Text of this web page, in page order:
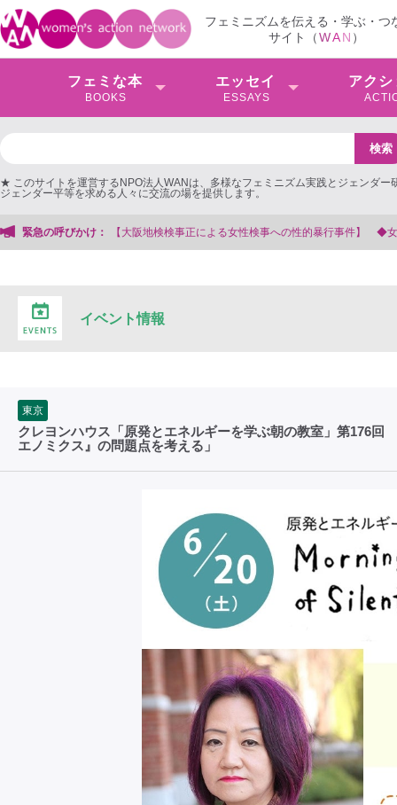
フェミニズムを伝える・学ぶ・つ
サイト（WAN ）
フェミな本
BOOKS
エッセイ
ESSAYS
アクシ
★ このサイトを運営するNPO法人WANは、多様なフェミニズム実践とジェンダー
ジェンダー平等を求める人々に交流の場を提供します。
緊急の呼びかけ：
検事への性的暴行事件】 ◆女性検事を支援する会事務局
イベント情報
東京
クレヨンハウス「原発とエネルギーを学ぶ朝の教室」第
エノミクス』の問題点を考える」